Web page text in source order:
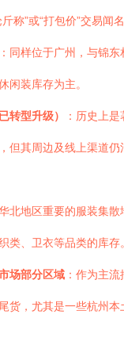
称”或“打包价”交易闻名
：同样位于广州，与锦
闲装库存为主。
转型升级） ：历史上
但其周边及线上渠道
华北地区重要的服装集
类、卫衣等品类的库存。
场部分区域 ：作为主
货，尤其是一些杭州